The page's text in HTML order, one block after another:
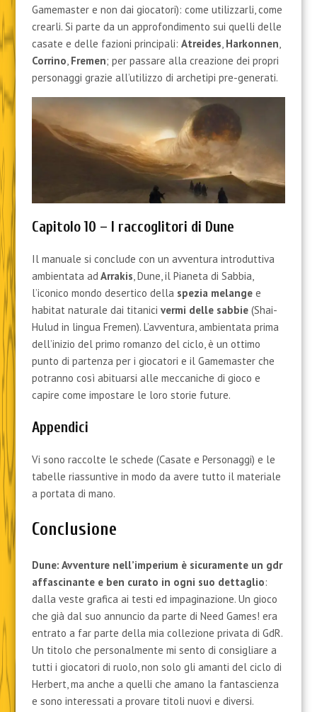
Gamemaster e non dai giocatori): come utilizzarli, come
crearli. Si parte da un approfondimento sui quelli delle
casate e delle fazioni principali: Atreides, Harkonnen,
Corrino, Fremen; per passare alla creazione dei propri
personaggi grazie all’utilizzo di archetipi pre-generati.
Capitolo 10 – I raccoglitori di Dune
Il manuale si conclude con un avventura introduttiva
ambientata ad Arrakis, Dune, il Pianeta di Sabbia,
l’iconico mondo desertico della spezia melange e
habitat naturale dai titanici vermi delle sabbie(Shai-
Hulud in lingua Fremen). L’avventura, ambientata prima
dell’inizio del primo romanzo del ciclo, è un ottimo
punto di partenza per i giocatori e il Gamemaster che
potranno così abituarsi alle meccaniche di gioco e
capire come impostare le loro storie future.
Appendici
Vi sono raccolte le schede (Casate e Personaggi) e le
tabelle riassuntive in modo da avere tutto il materiale
a portata di mano.
Conclusione
Dune: Avventure nell’imperium è sicuramente un gdr
affascinante e ben curato in ogni suo dettaglio:
dalla veste grafica ai testi ed impaginazione. Un gioco
che già dal suo annuncio da parte di Need Games! era
entrato a far parte della mia collezione privata di GdR.
Un titolo che personalmente mi sento di consigliare a
tutti i giocatori di ruolo, non solo gli amanti del ciclo di
Herbert, ma anche a quelli che amano la fantascienza
e sono interessati a provare titoli nuovi e diversi.